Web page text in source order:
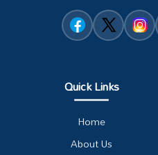
Quick Links
Home
About Us